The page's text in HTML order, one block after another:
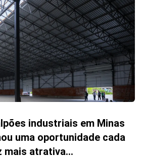
industriais em Minas
uma oportunidade cada
mais atrativa...